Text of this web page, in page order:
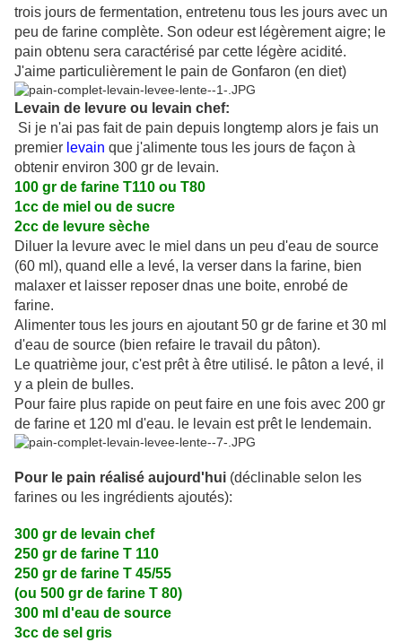
trois jours de fermentation, entretenu tous les jours avec un
peu de farine complète. Son odeur est légèrement aigre; le
pain obtenu sera caractérisé par cette légère acidité.
J'aime particulièrement le pain de Gonfaron (en diet)
Levain de levure ou levain chef:
Si je n'ai pas fait de pain depuis longtemp alors je fais un
premier levain que j'alimente tous les jours de façon à
obtenir environ 300 gr de levain.
100 gr de farine T110 ou T80
1cc de miel ou de sucre
2cc de levure sèche
Diluer la levure avec le miel dans un peu d'eau de source
(60 ml), quand elle a levé, la verser dans la farine, bien
malaxer et laisser reposer dnas une boite, enrobé de
farine.
Alimenter tous les jours en ajoutant 50 gr de farine et 30 ml
d'eau de source (bien refaire le travail du pâton).
Le quatrième jour, c'est prêt à être utilisé. le pâton a levé, il
y a plein de bulles.
Pour faire plus rapide on peut faire en une fois avec 200 gr
de farine et 120 ml d'eau. le levain est prêt le lendemain.
Pour le pain réalisé aujourd'hui (déclinable selon les
farines ou les ingrédients ajoutés):
300 gr de levain chef
250 gr de farine T 110
250 gr de farine T 45/55
(ou 500 gr de farine T 80)
300 ml d'eau de source
3cc de sel gris